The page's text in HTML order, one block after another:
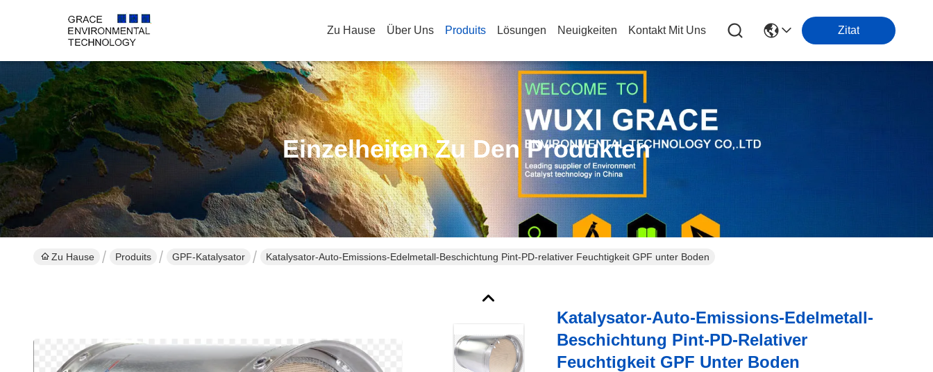
Zu Hause Über Uns Produits Lösungen Neuigkeiten Kontakt Mit Uns Zitat
Einzelheiten Zu Den Produkten
Zu Hause Produits GPF-Katalysator Katalysator-Auto-Emissions-Edelmetall-Beschichtung Pint-PD-relativer Feuchtigkeit GPF unter Boden
Katalysator-Auto-Emissions-Edelmetall-
Beschichtung Pint-PD-Relativer
Feuchtigkeit GPF Unter Boden